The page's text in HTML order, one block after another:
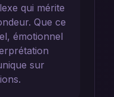
qui mérite
Que ce
émotionnel
sur